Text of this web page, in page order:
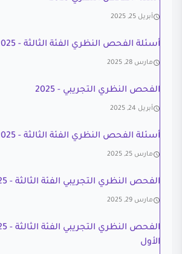
أبريل 25, 2025
أسئلة الفحص النظري الفئة الثالثة - 2025
مارس 28, 2025
الفحص النظري التجريبي - 2025
أبريل 24, 2025
أسئلة الفحص النظري الفئة الثالثة - 2025 - نموذج 1
مارس 25, 2025
الفحص النظري التجريبي الفئة الثالثة - 2025
مارس 29, 2025
الأول